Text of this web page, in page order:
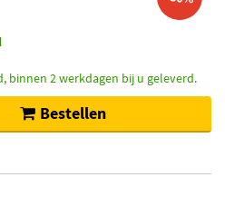
binnen 2 werkdagen bij u geleverd.
Bestellen